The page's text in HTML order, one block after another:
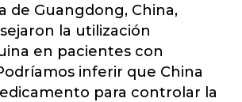
de Guangdong, China,
la utilización
en pacientes con
inferir que China
para controlar la